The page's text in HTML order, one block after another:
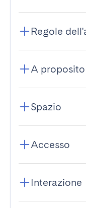
Regole
A
Spazio
Accesso
Interazione